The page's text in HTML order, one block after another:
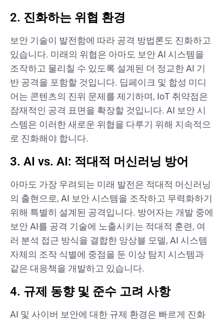
2. 진화하는 위협 환경
보안 기술이 발전함에 따라 공격 방법론도 진화하고
있습니다. 미래의 위협은 아마도 보안 AI 시스템을
조작하고 물리칠 수 있도록 설계된 더 정교한 AI 기
반 공격을 포함할 것입니다. 딥페이크 및 합성 미디
어는 콘텐츠의 진위 문제를 제기하며, IoT 취약점은
잠재적인 공격 표면을 확장할 것입니다. AI 보안 시
스템은 이러한 새로운 위협을 다루기 위해 지속적으
로 진화해야 합니다.
3. AI vs. AI: 적대적 머신러닝 방어
아마도 가장 우려되는 미래 발전은 적대적 머신러닝
의 출현으로, AI 보안 시스템을 조작하고 무력화하기
위해 특별히 설계된 공격입니다. 방어자는 개발 중에
보안 AI를 공격 기술에 노출시키는 적대적 훈련, 여
러 분석 접근 방식을 결합한 앙상블 모델, AI 시스템
자체의 조작 식별에 중점을 둔 이상 탐지 시스템과
같은 대응책을 개발하고 있습니다.
4. 규제 동향 및 준수 고려 사항
AI 및 사이버 보안에 대한 규제 환경은 빠르게 진화